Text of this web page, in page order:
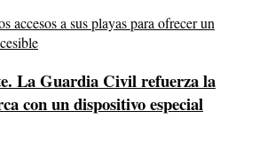
La Guardia Civil refuerza la
con un dispositivo especial